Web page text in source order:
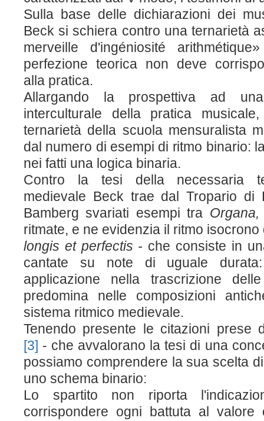
Sulla base delle dichiarazioni dei
Beck si schiera contro una ternarietà
merveille d'ingéniosité
perfezione teorica non deve
alla pratica.
Allargando la prospettiva ad
interculturale della pratica
ternarietà della scuola mensuralista
dal numero di esempi di ritmo binario:
nei fatti una logica binaria.
Contro la tesi della necessaria
medievale Beck trae dal Tropario di
Bamberg svariati esempi tra
ritmate, e ne evidenzia il ritmo
longis et perfectis - che consiste in
cantate su note di uguale
applicazione nella trascrizione
predomina nelle composizioni
sistema ritmico medievale.
Tenendo presente le citazioni prese
[3] - che avvalorano la tesi di una
possiamo comprendere la sua scelta
uno schema binario:
Lo spartito non riporta
corrispondere ogni battuta al valore